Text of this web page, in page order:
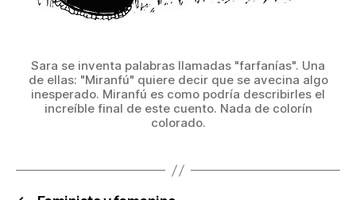
Sara se inventa palabras llamadas "farfanías". Una
de ellas: "Miranfú" quiere decir que se avecina algo
inesperado. Miranfú es como podría describirles el
increíble final de este cuento. Nada de colorín
colorado.